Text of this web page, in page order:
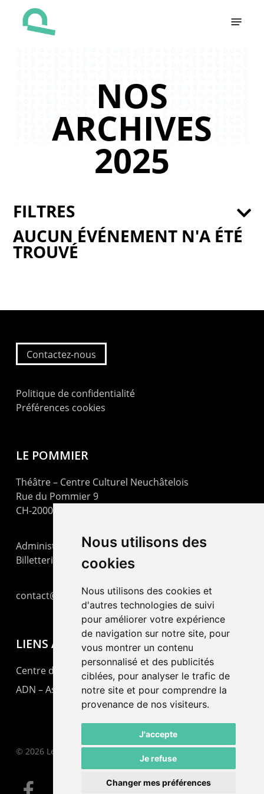
Nous utilisons des
cookies
Nous utilisons des cookies et
d'autres technologies de suivi
pour améliorer votre expérience
de navigation sur notre site, pour
vous montrer un contenu
personnalisé et des publicités
ciblées, pour analyser le trafic de
notre site et pour comprendre la
provenance de nos visiteurs.
J'accepte
Je refuse
Changer mes préférences
NOS
ARCHIVES
2025
AUCUN ÉVÉNEMENT N'A ÉTÉ
TROUVÉ
FILTRES
Contactez-nous
Politique de confidentialité
Préférences cookies
LE POMMIER
Théâtre – Centre Culturel Neuchâtelois
Rue du Pommier 9
CH-2000 Neuchâtel
Administration : +41 32 725 03 03
Billetterie : +41 32 725 05 05
contact@lepommier.ch
LIENS AMIS
Centre de culture ABC
ADN – Association Danse Neuchâtel
© 2026 Le Pommier.
facebook email